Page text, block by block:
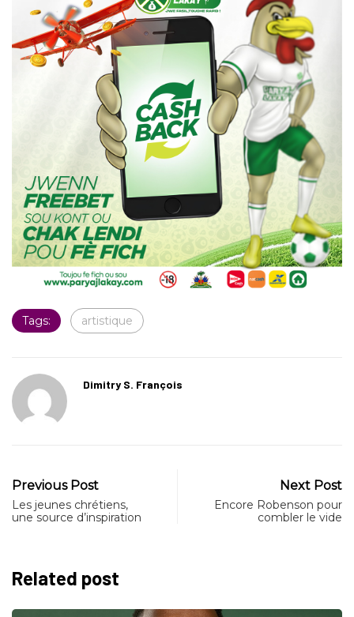
Tags: artistique
Dimitry S. François
Previous Post
Les jeunes chrétiens,
une source d’inspiration
Next Post
Encore Robenson pour
combler le vide
Related post